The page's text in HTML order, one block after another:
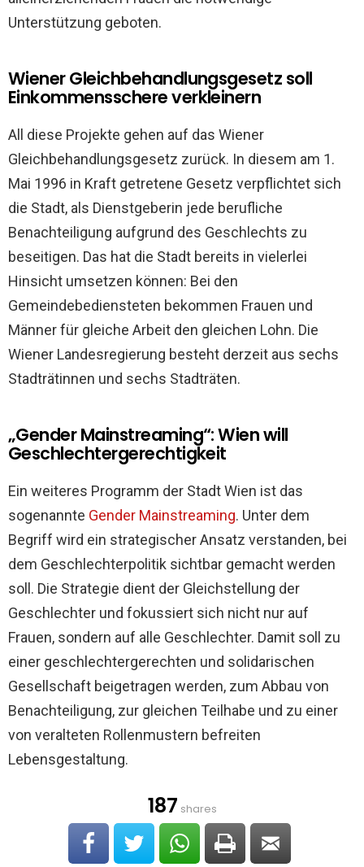
Unterstützung geboten.
Wiener Gleichbehandlungsgesetz soll
Einkommensschere verkleinern
All diese Projekte gehen auf das Wiener
Gleichbehandlungsgesetz zurück. In diesem am 1.
Mai 1996 in Kraft getretene Gesetz verpflichtet sich
die Stadt, als Dienstgeberin jede berufliche
Benachteiligung aufgrund des Geschlechts zu
beseitigen. Das hat die Stadt bereits in vielerlei
Hinsicht umsetzen können: Bei den
Gemeindebediensteten bekommen Frauen und
Männer für gleiche Arbeit den gleichen Lohn. Die
Wiener Landesregierung besteht derzeit aus sechs
Stadträtinnen und sechs Stadträten.
„Gender Mainstreaming“: Wien will
Geschlechtergerechtigkeit
Ein weiteres Programm der Stadt Wien ist das
sogenannte Gender Mainstreaming. Unter dem
Begriff wird ein strategischer Ansatz verstanden, bei
dem Geschlechterpolitik sichtbar gemacht werden
soll. Die Strategie dient der Gleichstellung der
Geschlechter und fokussiert sich nicht nur auf
Frauen, sondern auf alle Geschlechter. Damit soll zu
einer geschlechtergerechten und solidarischen
Gesellschaft beigetragen werden, zum Abbau von
Benachteiligung, zur gleichen Teilhabe und zu einer
von veralteten Rollenmustern befreiten
Lebensgestaltung.
187 shares